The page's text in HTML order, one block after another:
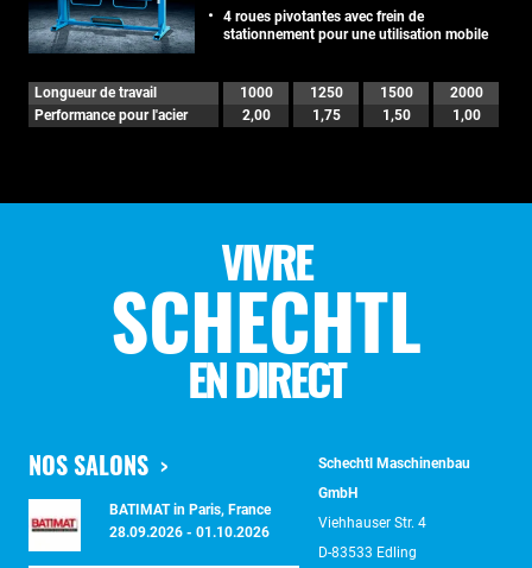
4 roues pivotantes avec frein de
stationnement pour une utilisation mobile
Longueur de travail 1000 1250 1500
2000
Performance pour l'acier
2,00 1,75 1,50 1,00
VIVRE
SCHECHTL
EN DIRECT
NOS SALONS
BATIMAT in Paris, France
28.09.2026 - 01.10.2026
Schechtl Maschinenbau
GmbH
Viehhauser Str. 4
D-83533 Edling